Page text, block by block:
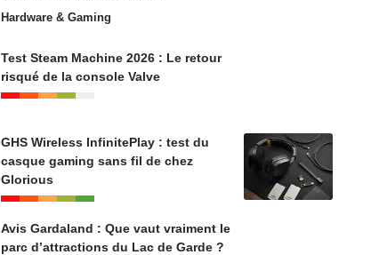
Hardware & Gaming
Test Steam Machine 2026 : Le retour
risqué de la console Valve
GHS Wireless InfinitePlay : test du
casque gaming sans fil de chez
Glorious
Avis Gardaland : Que vaut vraiment le
parc d’attractions du Lac de Garde ?